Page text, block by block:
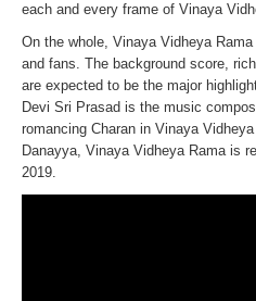
each and every frame of Vinaya
On the whole, Vinaya Vidheya
and fans. The background score,
are expected to be the major
Devi Sri Prasad is the music
romancing Charan in Vinaya
Danayya, Vinaya Vidheya Rama is
2019.